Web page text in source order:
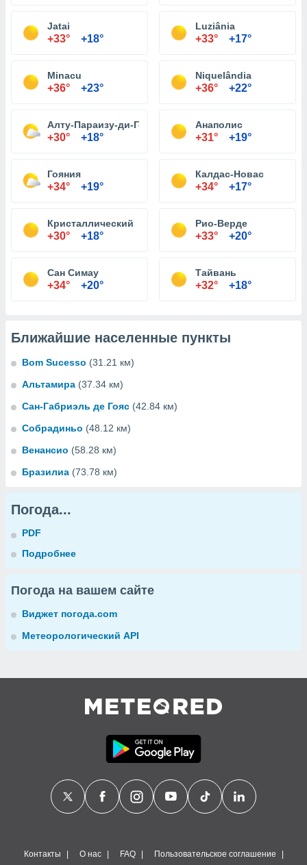
Jatai
+33° +18°
Luziânia
+33° +17°
Minacu
+36° +23°
Niquelândia
+36° +22°
Алту-Параизу-ди-Гояс
+30° +18°
Анаполис
+31° +19°
Гояния
+34° +19°
Калдас-Новас
+34° +17°
Кристаллический
+30° +18°
Рио-Верде
+33° +20°
Сан Симау
+34° +20°
Тайвань
+32° +18°
Ближайшие населенные пункты
Bom Sucesso (31.21 км)
Альтамира (37.34 км)
Сан-Габриэль де Гояс (42.84 км)
Собрадиньо (48.12 км)
Венансио (58.28 км)
Бразилиа (73.78 км)
Погода...
PDF
Подробнее
Погода на вашем сайте
Виджет погода.com
Метеорологический API
Контакты О нас FAQ Пользовательское соглашение